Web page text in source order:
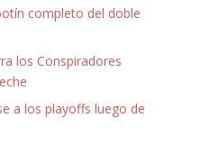
completo del doble
los Conspiradores
a los playoffs luego de